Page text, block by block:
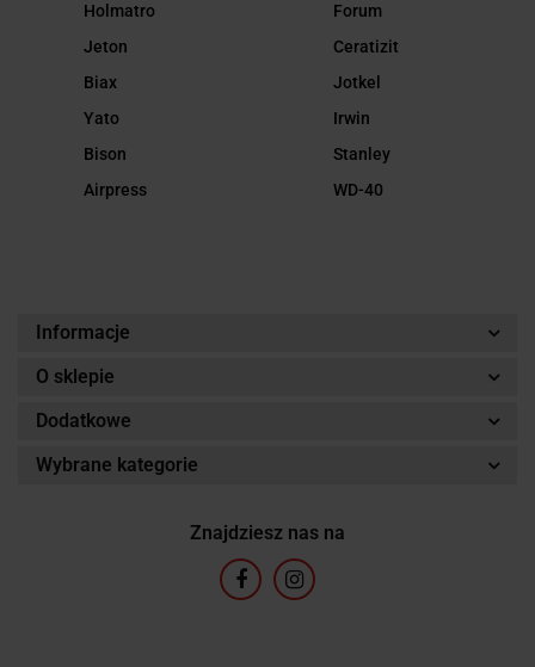
Holmatro
Jeton
Biax
Yato
Bison
Airpress
Forum
Ceratizit
Jotkel
Irwin
Stanley
WD-40
Informacje
O sklepie
Dodatkowe
Wybrane kategorie
Znajdziesz nas na